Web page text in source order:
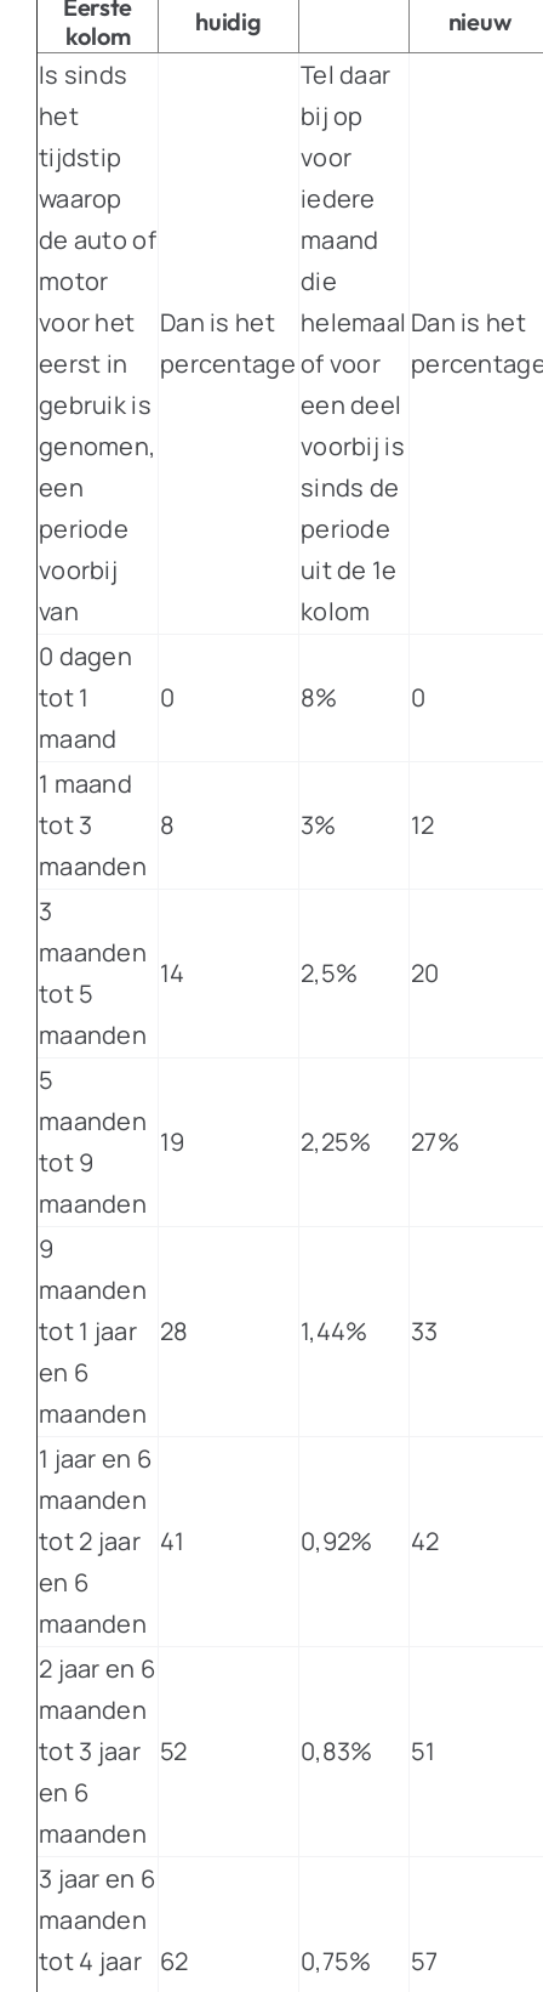
Eerste
kolom
huidig nieuw
Is sinds
het
tijdstip
waarop
de auto of
motor
voor het
eerst in
gebruik is
genomen,
een
periode
voorbij
van
Dan is het
percentage
Tel daar
bij op
voor
iedere
maand
die
helemaal
of voor
een deel
voorbij is
sinds de
periode
uit de 1e
kolom
Dan is het
0 dagen
tot 1
maand
0 8% 0
1 maand
tot 3
maanden
8 3% 12
3
maanden
tot 5
maanden
14 2,5% 20
5
maanden
tot 9
maanden
19 2,25% 27%
9
maanden
tot 1 jaar
en 6
maanden
28 1,44% 33
1 jaar en 6
maanden
tot 2 jaar
en 6
maanden
41 0,92% 42
2 jaar en 6
maanden
tot 3 jaar
en 6
maanden
52 0,83% 51
3 jaar en 6
maanden
tot 4 jaar 62 0,75% 57